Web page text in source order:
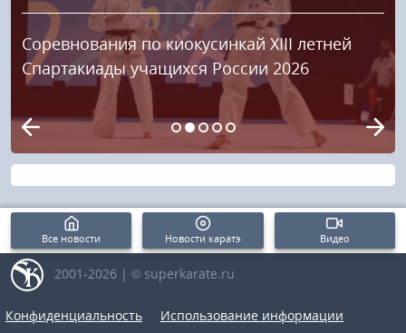
Соревнования по киокусинкай XIII летней
Спартакиады учащихся России 2026
Все новости Новости каратэ Видео
2001-2026 | © superkarate.ru
Конфиденциальность Использование информации